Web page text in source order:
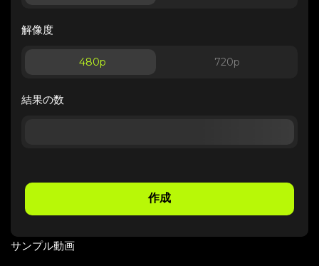
解像度
480p 720p
結果の数
作成
サンプル動画